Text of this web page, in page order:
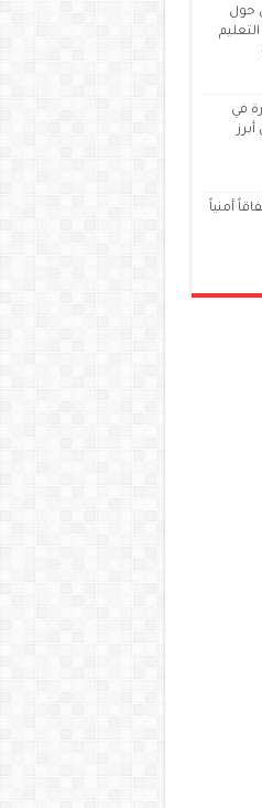
حول
في
أبرز
أمنياً